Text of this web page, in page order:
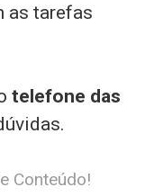
as tarefas
telefone das
Conteúdo!